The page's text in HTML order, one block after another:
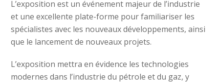
L’exposition est un événement majeur de l’industrie
et une excellente plate-forme pour familiariser les
spécialistes avec les nouveaux développements, ainsi
que le lancement de nouveaux projets.
L’exposition mettra en évidence les technologies
modernes dans l’industrie du pétrole et du gaz, y